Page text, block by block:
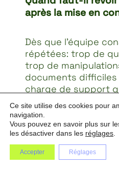
après la mise en
Dès que l’équipe
répétées: trop de
trop de
documents difficiles
charge de support
sont de bons
point.
Envie de faire le
Ce site utilise des cookies pour
navigation.
Vous pouvez en savoir plus sur
les désactiver dans les réglages
Accepter Réglages